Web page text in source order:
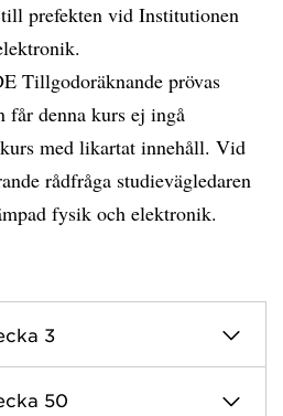
prefekten vid Institutionen
Tillgodoräknande prövas
denna kurs ej ingå
med likartat innehåll. Vid
rådfråga studievägledaren
fysik och elektronik.
3
50